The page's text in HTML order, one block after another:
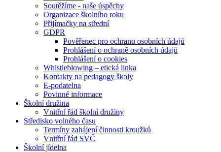
Soutěžíme - naše úspěchy
Organizace školního roku
Přijímačky na střední
GDPR
Pověřenec pro ochranu osobních údajů
Prohlášení o ochraně osobních údajů
Prohlášení o cookies
Whistleblowing – etická linka
Kontakty na pedagogy školy
E-podatelna
Povinné informace
Školní družina
Vnitřní řád školní družiny
Středisko volného času
Termíny zahájení činnosti kroužků
Vnitřní řád SVČ
Školní jídelna